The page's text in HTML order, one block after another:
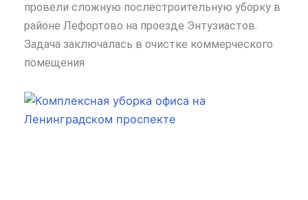
провели сложную послестроительную уборку в
районе Лефортово на проезде Энтузиастов.
Задача заключалась в очистке коммерческого
помещения